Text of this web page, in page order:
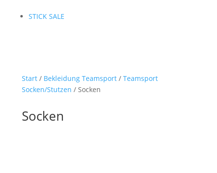
STICK SALE
Start/ Bekleidung Teamsport/ Teamsport
Socken/Stutzen / Socken
Socken